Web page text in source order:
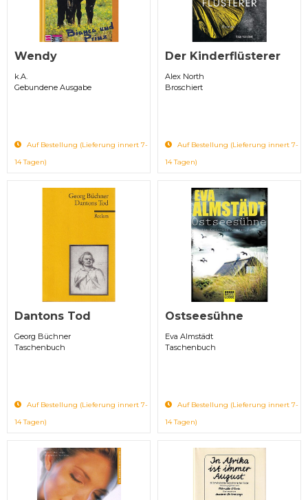
Wendy
k.A.
Gebundene Ausgabe
Auf Bestellung (Lieferung innert 7-
14 Tagen)
Der Kinderflüsterer
Alex North
Broschiert
Auf Bestellung (Lieferung innert 7-
14 Tagen)
Dantons Tod
Georg Büchner
Taschenbuch
Auf Bestellung (Lieferung innert 7-
14 Tagen)
Ostseesühne
Eva Almstädt
Taschenbuch
Auf Bestellung (Lieferung innert 7-
14 Tagen)